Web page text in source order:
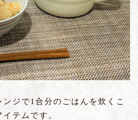
ジで1合分のごはんを炊くこ
テムです。